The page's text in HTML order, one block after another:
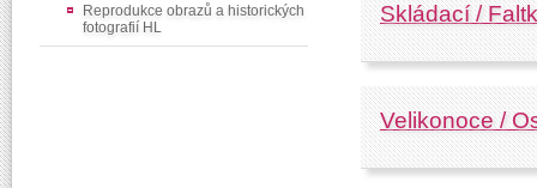
Reprodukce obrazů a historických
fotografií HL
Skládací /
Velikonoce /